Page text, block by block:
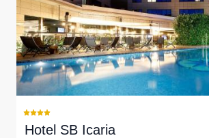
Hotel SB Icaria